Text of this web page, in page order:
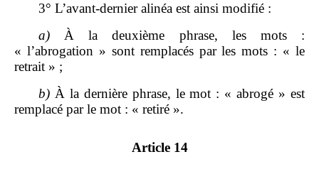
3° L’avant‑dernier alinéa est ainsi modifié :
a) À la deuxième phrase, les mots :
« l’abrogation » sont remplacés par les mots : « le
retrait » ;
b) À la dernière phrase, le mot : « abrogé » est
remplacé par le mot : « retiré ».
Article 14